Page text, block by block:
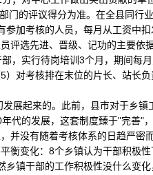
的评议得分为准。在全县同行
加考核的人员，每月从工资中扣
评选先进、晋级、记功的主要依
，实行待岗培训3个月，期间每
对考核排在末位的片长、站长
起来的。此前，县市对于乡镇
代的发展，这套制度臻于"完善"
并没有随着考核体系的日趋严密
衡变化：8个乡镇认为干部积极
镇干部的工作积极性没什么变